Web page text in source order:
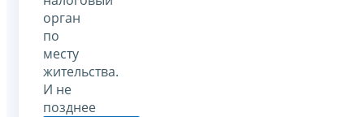
орган
по
месту
жительства.
И не
позднее